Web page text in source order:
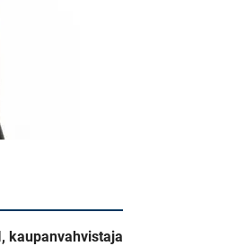
kaupanvahvistaja